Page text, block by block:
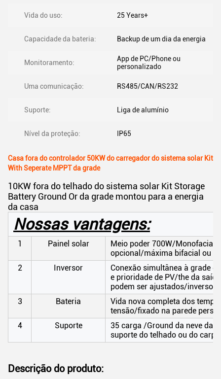
Vida do uso: 25 Years+
Capacidade da bateria: Backup de um dia da energia
Monitoramento:
App de PC/Phone ou
personalizado
Uma comunicação: RS485/CAN/RS232
Suporte: Liga de alumínio
Nível da proteção: IP65
Casa fora do controlador 50KW do carregador do sistema solar Kit
With Seperate MPPT da grade
10KW fora do telhado do sistema solar Kit Storage
Battery Ground Or da grade montou para a energia
da casa
Nossas vantagens:
1 Painel solar
Meio poder 700W/Monofacial
opcional/máxima bifacial ou
2
Inversor
Conexão simultânea à grade
e prioridade de PV/the da
podem ser ajustados/
3
Bateria
Vida nova completa dos
tensão/fixado na parede
4
Suporte
35 carga /Ground da neve da
suporte do telhado ou do
Descrição do produto: